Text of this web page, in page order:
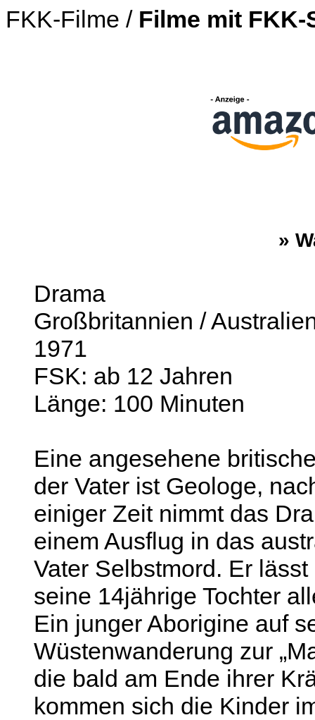
FKK-Filme / Filme mit FKK-
»
Drama
Großbritannien /
1971
FSK: ab 12 Jahren
Länge: 100 Minuten
Eine angesehene
der Vater ist Geologe,
einiger Zeit nimmt das
einem Ausflug in das
Vater Selbstmord. Er
seine 14jährige Tochter
Ein junger Aborigine auf
Wüstenwanderung zur
die bald am Ende ihrer
kommen sich die Kinder